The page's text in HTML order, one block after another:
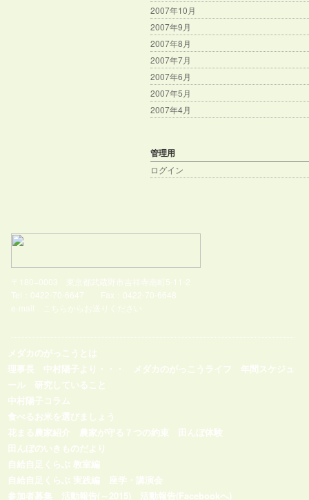
2007年10月
2007年9月
2007年8月
2007年7月
2007年6月
2007年5月
2007年4月
管理用
ログイン
〒180−0003 東京都武蔵野市吉祥寺南町5-11-2
Tel：0422-70-6647 Fax：0422-70-6648
e-mail
こちらからお送りください
メダカのがっこうとは
理事長 中村陽子より・・・
メダカのがっこうライフ
年間スケジュ
ール
研究していること
中村陽子コラム
食べるお米を選びましょう
花まる農家紹介
農家が守る７つの約束
田んぼ体験
田んぼのいきものだより
自給自足くらぶ 教室編
自給自足くらぶ 実践編
座学・講演会
参加者募集
活動報告(～2015) 活動報告(Facebookへ)